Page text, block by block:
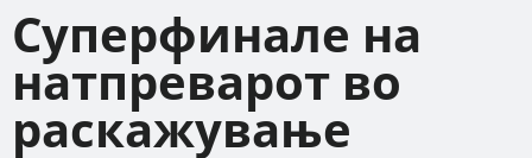
Суперфинале на
натпреварот во
раскажување